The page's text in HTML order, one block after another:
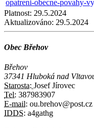
opatreni-obecne-povahy-
Platnost: 29.5.2024
Aktualizováno: 29.5.2024
Obec Břehov
Břehov
37341 Hluboká nad
Starosta: Josef Jírovec
Tel: 387983907
E-mail: ou.brehov@post.cz
IDDS: a4gathg